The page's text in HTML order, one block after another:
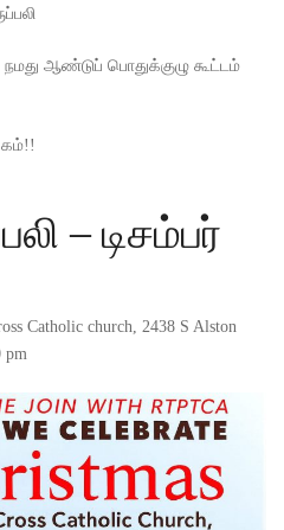
நமது ஆண்டுப் பொதுக்குழு கூட்டம்
– டிசம்பர்
Catholic church, 2438 S Alston
pm